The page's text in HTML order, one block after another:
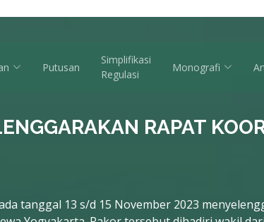
Putusan
Simplifikasi
Regulasi
Monografi
RAPAT
tanggal 13 s/d 15 November 2023